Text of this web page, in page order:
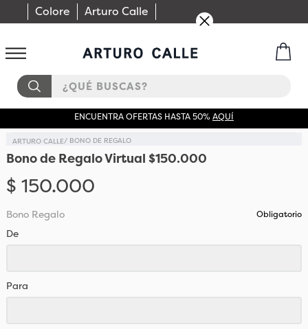
Colore Arturo Calle
¿QUÉ BUSCAS?
ENCUENTRA OFERTAS HASTA 50%AQUÍ
BONO DE REGALO
Bono de Regalo Virtual $150.000
$ 150.000
Bono Regalo Obligatorio
De
Para